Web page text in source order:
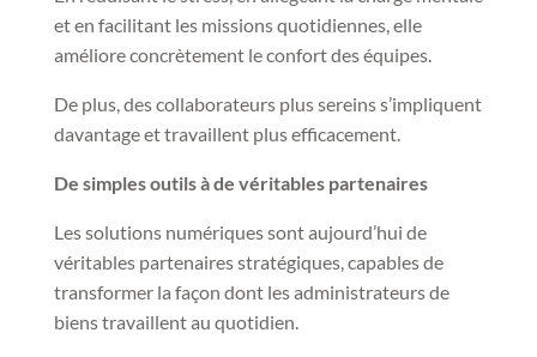
et en facilitant les missions quotidiennes, elle
améliore concrètement le confort des équipes.
De plus, des collaborateurs plus sereins s’impliquent
davantage et travaillent plus efficacement.
De simples outils à de véritables partenaires
Les solutions numériques sont aujourd’hui de
véritables partenaires stratégiques, capables de
transformer la façon dont les administrateurs de
biens travaillent au quotidien.